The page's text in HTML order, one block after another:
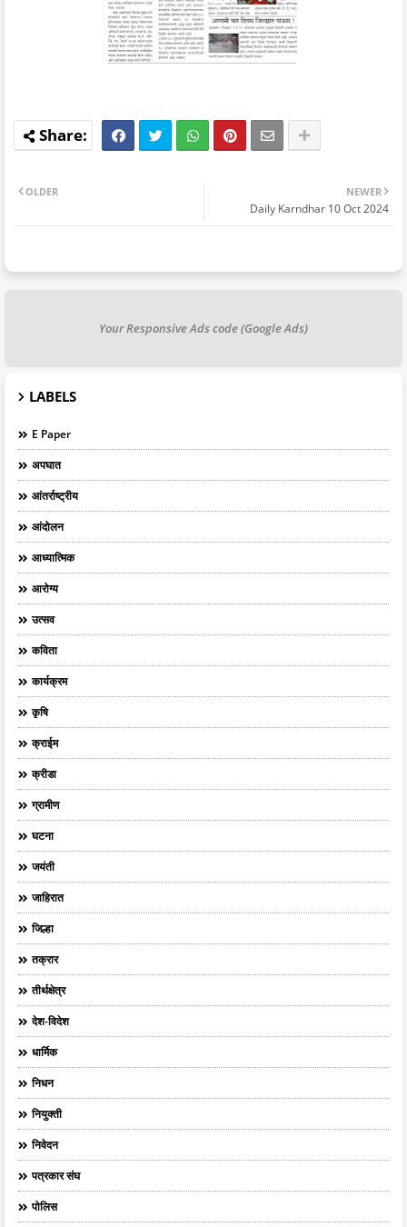
NEWER
Daily Karndhar 10 Oct 2024
OLDER
Your Responsive Ads code (Google Ads)
LABELS
E Paper
अपघात
आंतर्राष्ट्रीय
आंदोलन
आध्यात्मिक
आरोग्य
उत्सव
कविता
कार्यक्रम
कृषि
क्राईम
क्रीडा
ग्रामीण
घटना
जयंती
जाहिरात
जिल्हा
तक्रार
तीर्थक्षेत्र
देश-विदेश
धार्मिक
निधन
नियुक्ती
निवेदन
पत्रकार संघ
पोलिस